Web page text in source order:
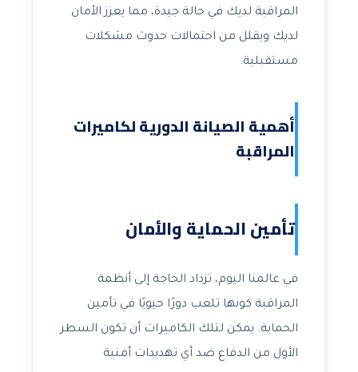
المراقبة لديك في حالة جيدة، مما يعزز الأمان
لديك ويقلل من احتمالات حدوث مشكلات
مستقبلية.
أهمية الصيانة الدورية لكاميرات
المراقبة
تأمين الحماية والأمان
في عالمنا اليوم، تزداد الحاجة إلى أنظمة
المراقبة كونها تلعب دورًا حيويًا في تأمين
الحماية. يمكن لتلك الكاميرات أن تكون السطر
الأول من الدفاع ضد أي تهديدات أمنية